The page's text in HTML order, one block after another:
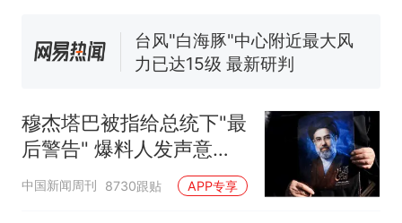
力已达15级 最新研判
佛山一中学招聘物理教师，笔
已叫停招聘，成立调查组全面
核查
笔试第一被第二名传话劝弃考
官方通报
那个在床头放菜刀的女孩，
因老师一句“跟我回家”改写了
穆杰塔巴被指给总统下"最
后警告" 爆料人发声意味
深长
中国新闻周刊 8730跟贴 APP专享